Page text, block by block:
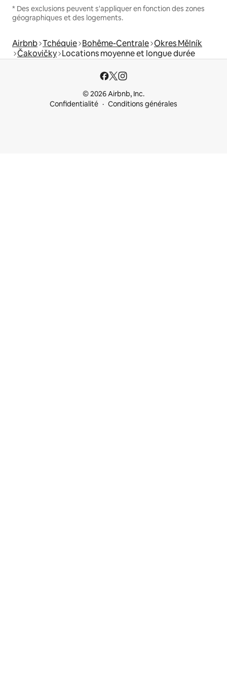
* Des exclusions peuvent s'appliquer en fonction des zones
géographiques et des logements.
Airbnb Tchéquie Bohême-Centrale Okres Mělník
Čakovičky Locations moyenne et longue durée
© 2026 Airbnb, Inc.
Confidentialité
Conditions générales